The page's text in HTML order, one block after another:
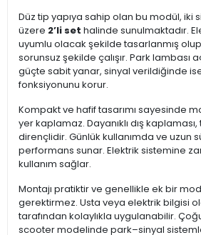
Düz tip yapıya sahip olan bu modül, iki
üzere 2’li set halinde sunulmaktadır.
uyumlu olacak şekilde tasarlanmış
sorunsuz şekilde çalışır. Park lambası
güçte sabit yanar, sinyal verildiğinde
fonksiyonunu korur.
Kompakt ve hafif tasarımı sayesinde
yer kaplamaz. Dayanıklı dış kaplaması,
dirençlidir. Günlük kullanımda ve uzun
performans sunar. Elektrik sistemine
kullanım sağlar.
Montajı pratiktir ve genellikle ek bir
gerektirmez. Usta veya elektrik bilgisi
tarafından kolaylıkla uygulanabilir.
scooter modelinde park–sinyal